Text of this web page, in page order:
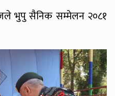
भुपु सैनिक सम्मेलन २०८१